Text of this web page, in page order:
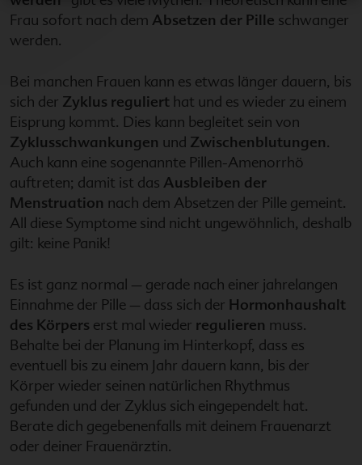
Frau sofort nach dem Absetzen der Pille schwanger
werden.
Bei manchen Frauen kann es etwas länger dauern, bis
sich der Zyklus reguliert hat und es wieder zu einem
Eisprung kommt. Dies kann begleitet sein von
Zyklusschwankungen und Zwischenblutungen.
Auch kann eine sogenannte Pillen-Amenorrhö
auftreten; damit ist das Ausbleiben der
Menstruation nach dem Absetzen der Pille gemeint.
All diese Symptome sind nicht ungewöhnlich, deshalb
gilt: keine Panik!
Es ist ganz normal – gerade nach einer jahrelangen
Einnahme der Pille – dass sich der Hormonhaushalt
des Körpers erst mal wieder regulieren muss.
Behalte bei der Planung im Hinterkopf, dass es
eventuell bis zu einem Jahr dauern kann, bis der
Körper wieder seinen natürlichen Rhythmus
gefunden und der Zyklus sich eingependelt hat.
Berate dich gegebenenfalls mit deinem Frauenarzt
oder deiner Frauenärztin.